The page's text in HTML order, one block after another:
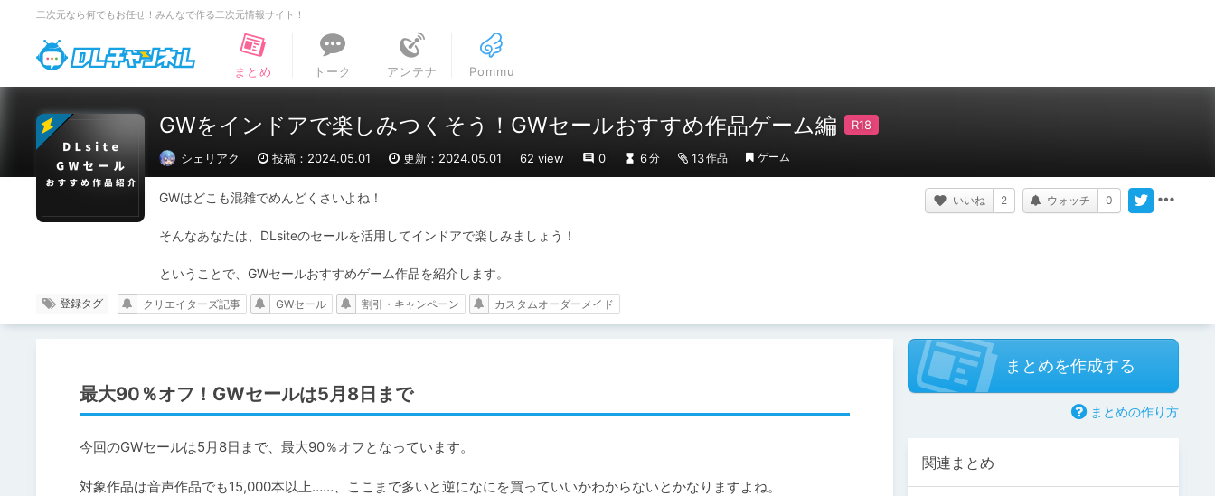
二次元なら何でもお任せ！みんなで作る二次元情報サイト！
DLチャンネル
まとめ
トーク アンテナ Pommu
GWをインドアで楽しみつくそう！GWセールおすすめ作品ゲーム編
シェリアク 投稿：2024.05.01 更新：2024.05.01 62 view 0 6分 13作品 ゲーム
GWはどこも混雑でめんどくさいよね！
そんなあなたは、DLsiteのセールを活用してインドアで楽しみましょう！
ということで、GWセールおすすめゲーム作品を紹介します。
いいね 2 ウォッチ 0
登録タグ クリエイターズ記事 GWセール 割引・キャンペーン カスタムオーダーメイド
最大90％オフ！GWセールは5月8日まで
今回のGWセールは5月8日まで、最大90％オフとなっています。
対象作品は音声作品でも15,000本以上……、ここまで多いと逆になにを買っていいかわからないとかなりますよね。
まとめを作成する
まとめの作り方
関連まとめ